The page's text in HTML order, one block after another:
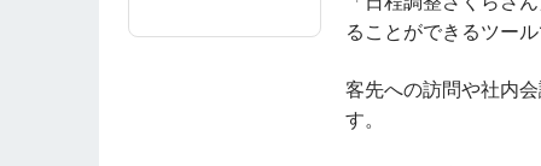
ることができるツー
客先への訪問や社内
す。